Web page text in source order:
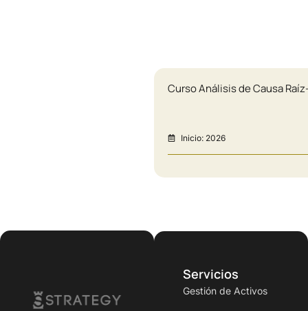
Curso Análisis de Causa
Inicio: 2026
Servicios
Gestión de Activos